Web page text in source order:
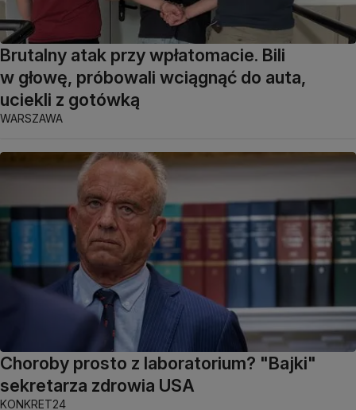
Brutalny atak przy wpłatomacie. Bili
w głowę, próbowali wciągnąć do auta,
uciekli z gotówką
WARSZAWA
Choroby prosto z laboratorium? "Bajki"
sekretarza zdrowia USA
KONKRET24